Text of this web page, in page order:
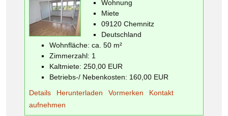
Wohnung
Miete
09120 Chemnitz
Deutschland
Wohnfläche: ca. 50 m²
Zimmerzahl: 1
Kaltmiete: 250,00 EUR
Betriebs-/ Nebenkosten: 160,00 EUR
Details
Herunterladen Vormerken
Kontakt
aufnehmen